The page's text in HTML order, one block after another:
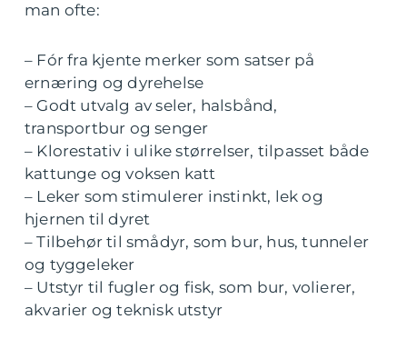
man ofte:
– Fór fra kjente merker som satser på
ernæring og dyrehelse
– Godt utvalg av seler, halsbånd,
transportbur og senger
– Klorestativ i ulike størrelser, tilpasset både
kattunge og voksen katt
– Leker som stimulerer instinkt, lek og
hjernen til dyret
– Tilbehør til smådyr, som bur, hus, tunneler
og tyggeleker
– Utstyr til fugler og fisk, som bur, volierer,
akvarier og teknisk utstyr